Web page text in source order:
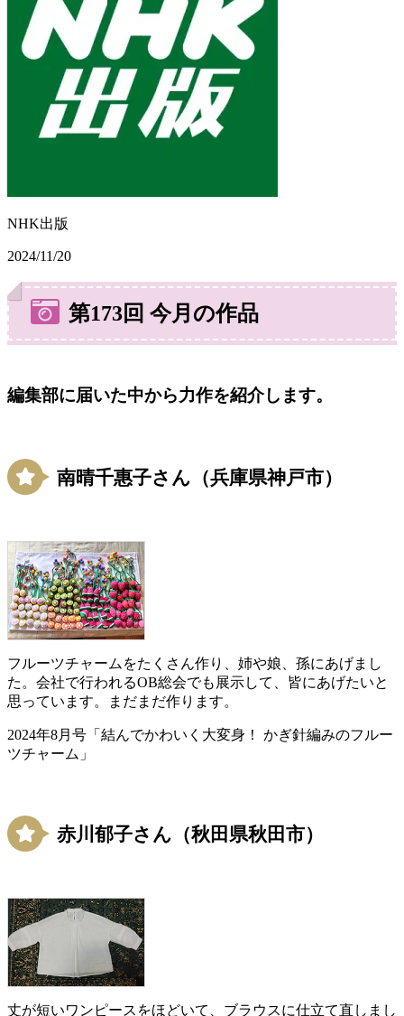
NHK出版
2024/11/20
第173回 今月の作品
編集部に届いた中から力作を紹介します。
南晴千惠子さん（兵庫県神戸市）
フルーツチャームをたくさん作り、姉や娘、孫にあげまし
た。会社で行われるOB総会でも展示して、皆にあげたいと
思っています。まだまだ作ります。
2024年8月号「結んでかわいく大変身！ かぎ針編みのフルー
ツチャーム」
赤川郁子さん（秋田県秋田市）
丈が短いワンピースをほどいて、ブラウスに仕立て直しまし